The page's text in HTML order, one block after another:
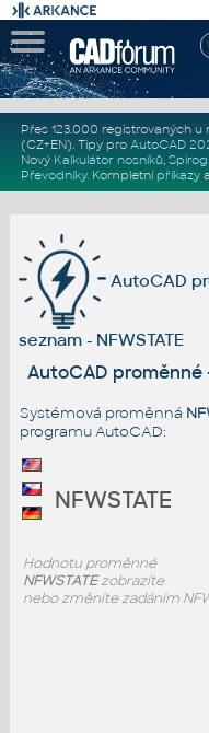
Přes 123.000 registrovaných u
(CZ+EN). Tipy pro AutoCAD
Nový Kalkulátor nosníků,
Převodníky. Kompletní příkazya
AutoCAD
seznam - NFWSTATE
AutoCAD proměnné
Systémová proměnná
programu AutoCAD:
NFWSTATE
Hodnotu proměnné
NFWSTATEzobrazíte
nebo změníte zadáním